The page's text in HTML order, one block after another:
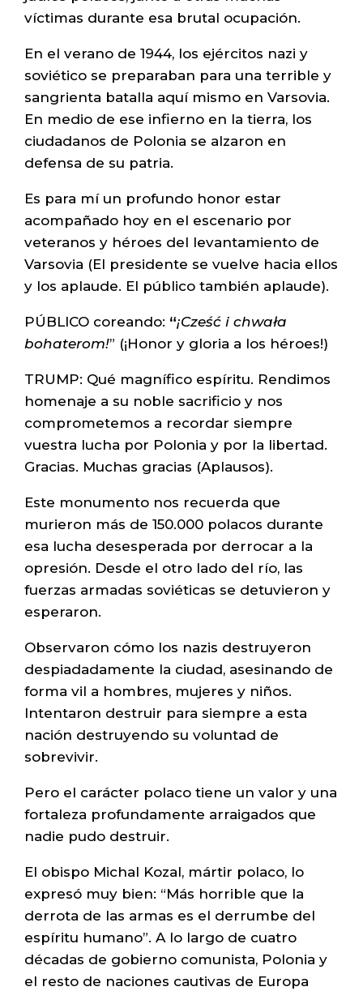
víctimas durante esa brutal ocupación.
En el verano de 1944, los ejércitos nazi y
soviético se preparaban para una terrible y
sangrienta batalla aquí mismo en Varsovia.
En medio de ese infierno en la tierra, los
ciudadanos de Polonia se alzaron en
defensa de su patria.
Es para mí un profundo honor estar
acompañado hoy en el escenario por
veteranos y héroes del levantamiento de
Varsovia (El presidente se vuelve hacia ellos
y los aplaude. El público también aplaude).
PÚBLICO coreando: “¡Cześć i chwała
bohaterom!” (¡Honor y gloria a los héroes!)
TRUMP: Qué magnífico espíritu. Rendimos
homenaje a su noble sacrificio y nos
comprometemos a recordar siempre
vuestra lucha por Polonia y por la libertad.
Gracias. Muchas gracias (Aplausos).
Este monumento nos recuerda que
murieron más de 150.000 polacos durante
esa lucha desesperada por derrocar a la
opresión. Desde el otro lado del río, las
fuerzas armadas soviéticas se detuvieron y
esperaron.
Observaron cómo los nazis destruyeron
despiadadamente la ciudad, asesinando de
forma vil a hombres, mujeres y niños.
Intentaron destruir para siempre a esta
nación destruyendo su voluntad de
sobrevivir.
Pero el carácter polaco tiene un valor y una
fortaleza profundamente arraigados que
nadie pudo destruir.
El obispo Michal Kozal, mártir polaco, lo
expresó muy bien: “Más horrible que la
derrota de las armas es el derrumbe del
espíritu humano”. A lo largo de cuatro
décadas de gobierno comunista, Polonia y
el resto de naciones cautivas de Europa